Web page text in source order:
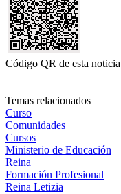
Código QR de esta noticia
Temas relacionados
Curso
Comunidades
Cursos
Ministerio de Educación
Reina
Formación Profesional
Reina Letizia